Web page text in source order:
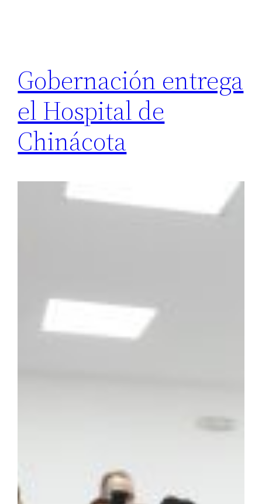
Gobernación entrega
el Hospital de
Chinácota